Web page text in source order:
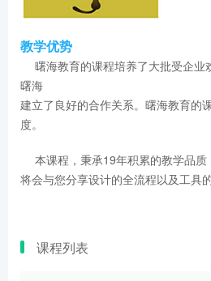
教学优势
曙海教育的课程培养了大批受企业
曙海
建立了良好的合作关系。曙海教育的
度。
本课程，秉承19年积累的教学品质
将会与您分享设计的全流程以及工具
课程列表